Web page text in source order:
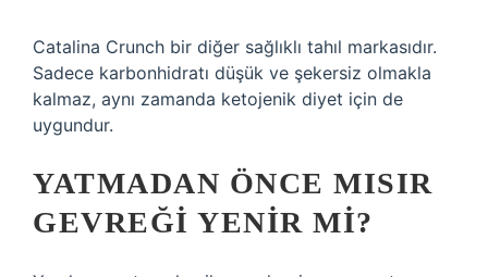
Catalina Crunch bir diğer sağlıklı tahıl markasıdır.
Sadece karbonhidratı düşük ve şekersiz olmakla
kalmaz, aynı zamanda ketojenik diyet için de
uygundur.
YATMADAN ÖNCE MISIR
GEVREĞI YENIR MI?